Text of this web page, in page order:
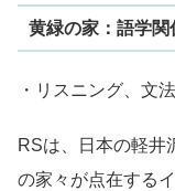
黄緑の家：語学関
・リスニング、文
RSは、日本の軽井
の家々が点在する